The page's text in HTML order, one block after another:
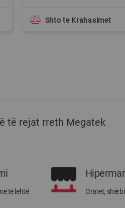
Shto te Krahasimet
të rejat rreth Megatek
të lehtë Oraret,